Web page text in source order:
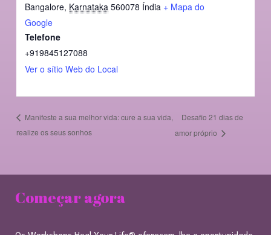
Bangalore, Karnataka 560078 Índia + Mapa do
Google
Telefone
+919845127088
Ver o sítio Web do Local
Manifeste a sua melhor vida: cure a sua vida,
realize os seus sonhos
Desafio 21 dias de
amor próprio
Começar agora